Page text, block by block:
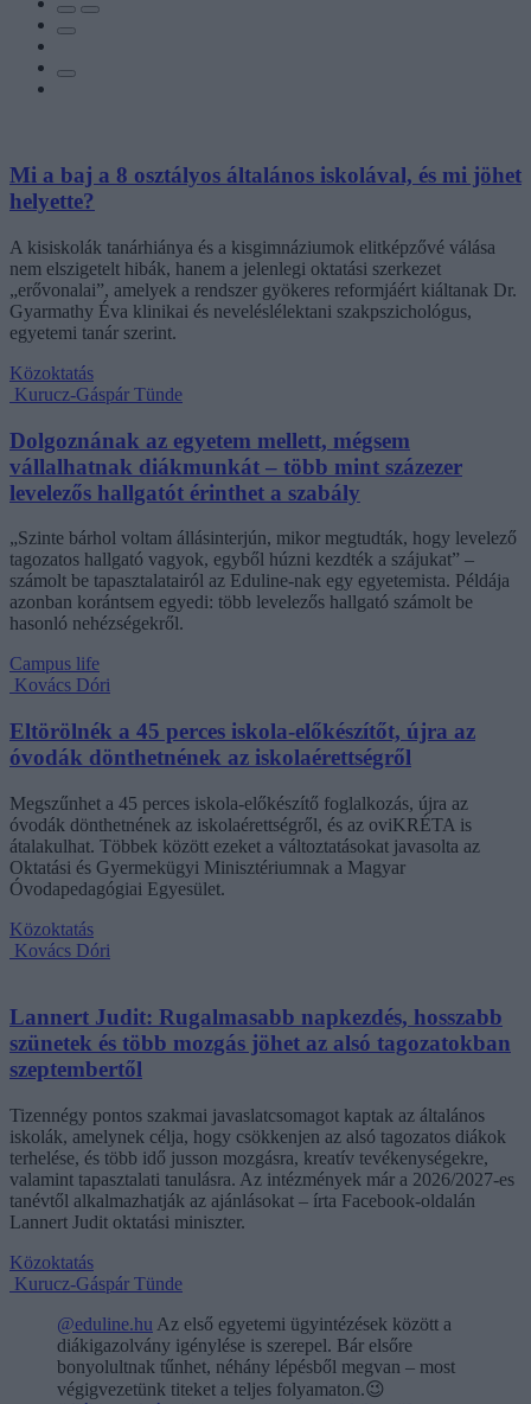
Mi a baj a 8 osztályos általános iskolával, és mi jöhet
helyette?
A kisiskolák tanárhiánya és a kisgimnáziumok elitképzővé válása
nem elszigetelt hibák, hanem a jelenlegi oktatási szerkezet
„erővonalai”, amelyek a rendszer gyökeres reformjáért kiáltanak Dr.
Gyarmathy Éva klinikai és neveléslélektani szakpszichológus,
egyetemi tanár szerint.
Közoktatás
Kurucz-Gáspár Tünde
Dolgoznának az egyetem mellett, mégsem
vállalhatnak diákmunkát – több mint százezer
levelezős hallgatót érinthet a szabály
„Szinte bárhol voltam állásinterjún, mikor megtudták, hogy levelező
tagozatos hallgató vagyok, egyből húzni kezdték a szájukat” –
számolt be tapasztalatairól az Eduline-nak egy egyetemista. Példája
azonban korántsem egyedi: több levelezős hallgató számolt be
hasonló nehézségekről.
Campus life
Kovács Dóri
Eltörölnék a 45 perces iskola-előkészítőt, újra az
óvodák dönthetnének az iskolaérettségről
Megszűnhet a 45 perces iskola-előkészítő foglalkozás, újra az
óvodák dönthetnének az iskolaérettségről, és az oviKRÉTA is
átalakulhat. Többek között ezeket a változtatásokat javasolta az
Oktatási és Gyermekügyi Minisztériumnak a Magyar
Óvodapedagógiai Egyesület.
Közoktatás
Kovács Dóri
Lannert Judit: Rugalmasabb napkezdés, hosszabb
szünetek és több mozgás jöhet az alsó tagozatokban
szeptembertől
Tizennégy pontos szakmai javaslatcsomagot kaptak az általános
iskolák, amelynek célja, hogy csökkenjen az alsó tagozatos diákok
terhelése, és több idő jusson mozgásra, kreatív tevékenységekre,
valamint tapasztalati tanulásra. Az intézmények már a 2026/2027-es
tanévtől alkalmazhatják az ajánlásokat – írta Facebook-oldalán
Lannert Judit oktatási miniszter.
Közoktatás
Kurucz-Gáspár Tünde
@eduline.hu Az első egyetemi ügyintézések között a
diákigazolvány igénylése is szerepel. Bár elsőre
bonyolultnak tűnhet, néhány lépésből megvan – most
végigvezetünk titeket a teljes folyamaton.😉